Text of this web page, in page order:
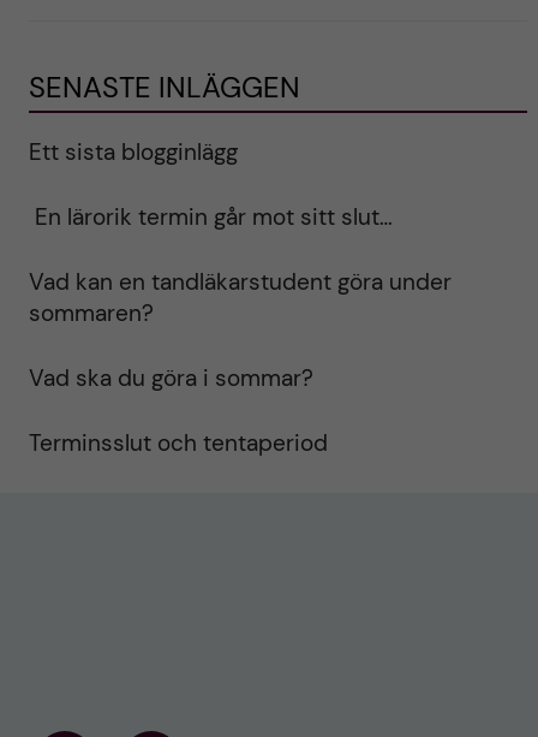
SENASTE INLÄGGEN
Ett sista blogginlägg
En lärorik termin går mot sitt slut…
Vad kan en tandläkarstudent göra under
sommaren?
Vad ska du göra i sommar?
Terminsslut och tentaperiod